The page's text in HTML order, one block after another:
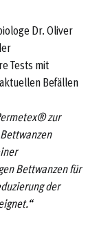
Dr. Oliver
Tests mit
Befällen
zur
Bettwanzen für
der